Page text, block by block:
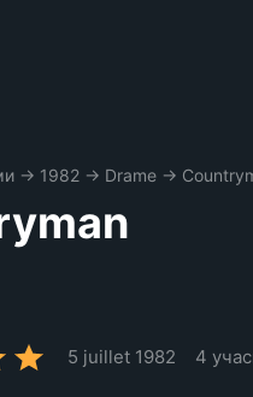
→ 1982 → Drame →
5 juillet 1982 4